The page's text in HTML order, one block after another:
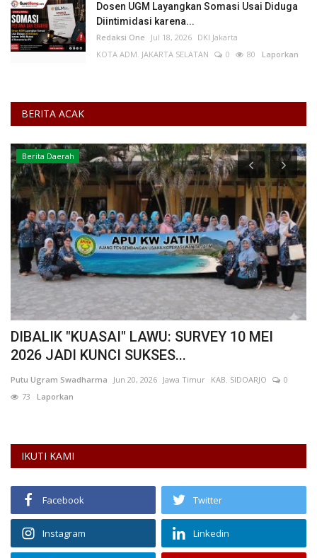
Dosen UGM Layangkan Somasi Usai Diduga
Diintimidasi karena...
Redaksi One Jul 18, 2026 DKI Jakarta
KOTA ADM. JAKARTA SELATAN
0 80 Laporkan
BERITA ACAK
Berita Daerah
DIBALIK "KUASAI" LAWU: SURVEY 10 MEI
2026 JADI KUNCI SUKSES...
Putu Ugram Swadharma Jun 20, 2026 Jawa Timur KAB. SIDOARJO
0
73 Laporkan
IKUTI KAMI
Facebook Twitter
Instagram Linkedin